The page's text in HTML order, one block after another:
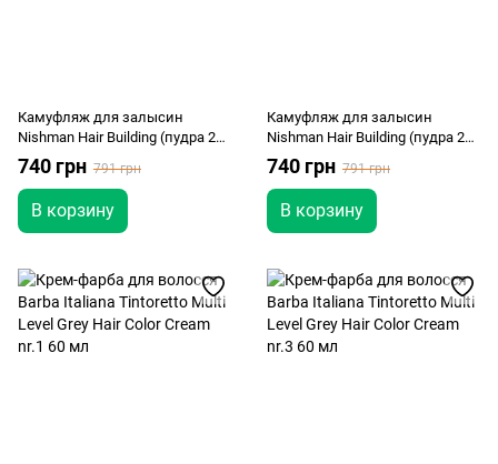
Камуфляж для залысин
Nishman Hair Building (пудра 20г
+ фиксатор 100мл) черный
740 грн 791 грн
В корзину
Камуфляж для залысин
Nishman Hair Building (пудра 20г
+ фиксатор 100мл)темно-
коричневый
740 грн 791 грн
В корзину